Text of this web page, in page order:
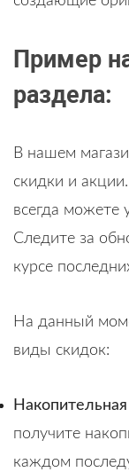
Пример
раздела:
В нашем
скидки и
всегда можете
Следите за
курсе
На данный
виды скидок:
Накопительная
получите
каждом